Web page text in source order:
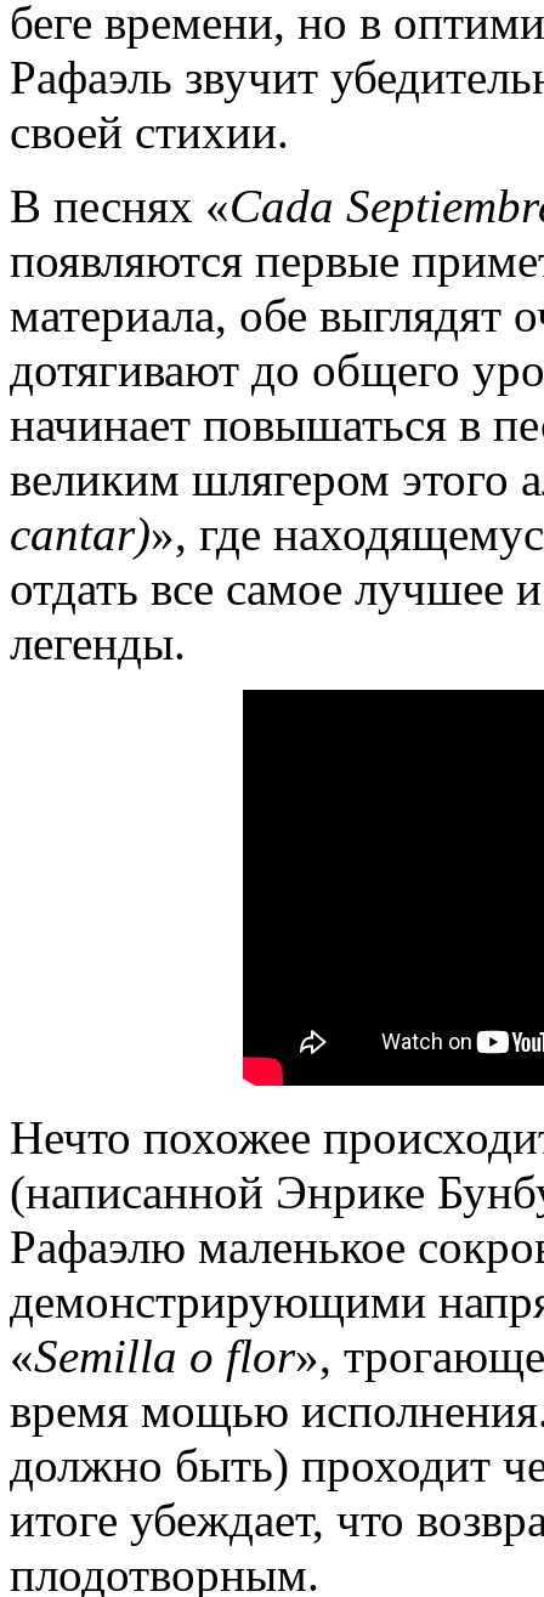
беге времени, но в
Рафаэль звучит
своей стихии.
В песнях «Cada
появляются первые
материала, обе выглядят
дотягивают до общего
начинает повышаться в
великим шлягером этого
cantar)», где
отдать все самое лучшее
легенды.
Нечто похожее
(написанной Энрике
Рафаэлю маленькое
демонстрирующими
«Semilla o flor»,
время мощью
должно быть) проходит
итоге убеждает, что
плодотворным.